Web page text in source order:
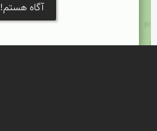
آگاه هستم!